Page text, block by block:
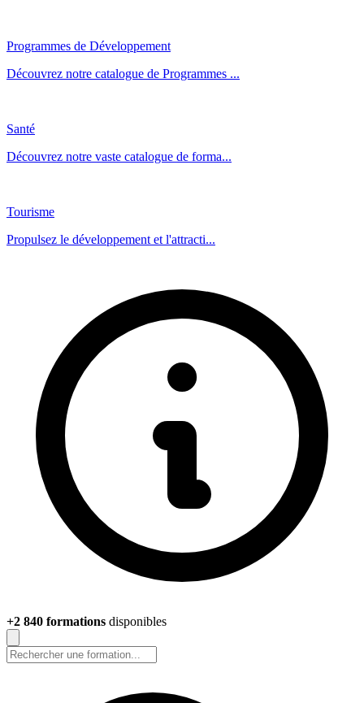
Programmes de Développement
Découvrez notre catalogue de Programmes ...
Santé
Découvrez notre vaste catalogue de forma...
Tourisme
Propulsez le développement et l'attracti...
+2 840 formations disponibles